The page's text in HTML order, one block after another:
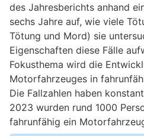
des Jahresberichts anhand
sechs Jahre auf, wie viele
Tötung und Mord) sie
Eigenschaften diese Fälle
Fokusthema wird die
Motorfahrzeuges in
Die Fallzahlen haben
2023 wurden rund 1000
fahrunfähig ein